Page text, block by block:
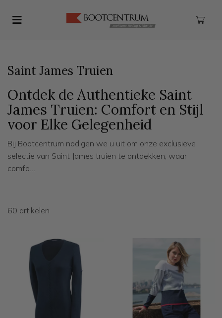
(Heren kleding)
(Watersport)
(Maritieme Lifestyle)
(Accessoires)
(Zeilkleding)
Toggle navigation
Saint James Truien
Ontdek de Authentieke Saint
James Truien: Comfort en Stijl
voor Elke Gelegenheid
Bij Bootcentrum nodigen we u uit om onze exclusieve
selectie van Saint James truien te ontdekken, waar
comfo…
60 artikelen